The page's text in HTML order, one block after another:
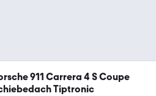
911 Carrera 4 S Coupe
Tiptronic